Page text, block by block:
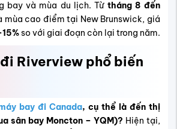
bay và mùa du lịch. Từ tháng 8 đến
mùa cao điểm tại New Brunswick, giá
so với giai đoạn còn lại trong năm.
Riverview phổ biến
bay đi Canada, cụ thể là đến thị
sân bay Moncton – YQM)? Hiện tại,